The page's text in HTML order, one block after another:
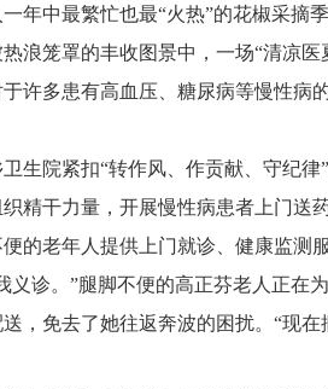
中最繁忙也最“火热”的花椒采摘
浪笼罩的丰收图景中，一场“清凉医
多患有高血压、糖尿病等慢性病
院紧扣“转作风、作贡献、守纪律
精干力量，开展慢性病患者上门
的老年人提供上门就诊、健康监测服
诊。”腿脚不便的高正芬老人正在
，免去了她往返奔波的困扰。“现